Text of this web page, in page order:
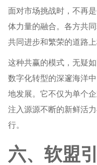
面对市场挑战时，不再
体力量的融合。各方共
共同进步和繁荣的道路上
这种共赢的模式，无疑
数字化转型的深邃海洋
地发展。它不仅为单个
注入源源不断的新鲜活
行。
六、软盟